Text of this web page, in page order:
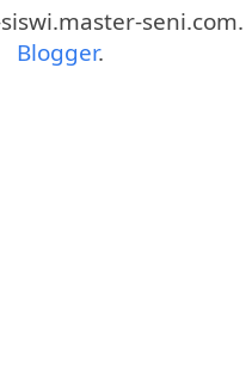
Blogger.